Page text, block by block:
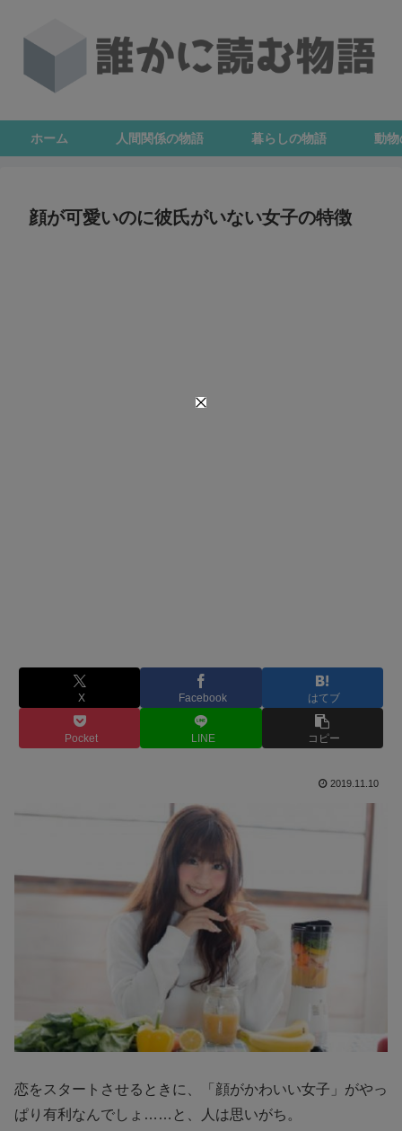
ホーム 人間関係の物語 暮らしの物語 動
顔が可愛いのに彼氏がいない女子の特徴
X Facebook はてブ
Pocket LINE コピー
2019.11.10
恋をスタートさせるときに、「顔がかわいい女子」がやっ
ぱり有利なんでしょ……と、人は思いがち。